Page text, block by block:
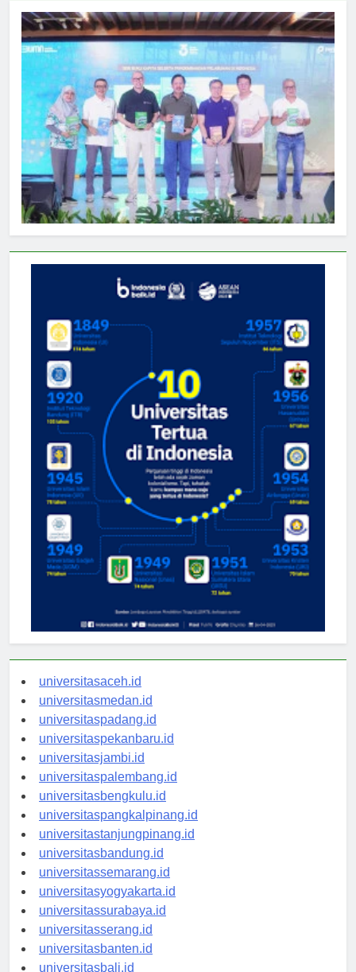
universitasaceh.id
universitasmedan.id
universitaspadang.id
universitaspekanbaru.id
universitasjambi.id
universitaspalembang.id
universitasbengkulu.id
universitaspangkalpinang.id
universitastanjungpinang.id
universitasbandung.id
universitassemarang.id
universitasyogyakarta.id
universitassurabaya.id
universitasserang.id
universitasbanten.id